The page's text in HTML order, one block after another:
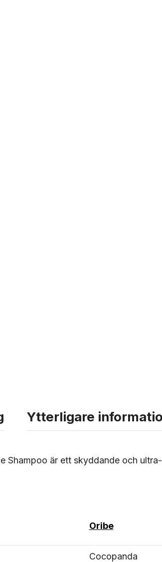
Ytterligare
Shampoo är ett skyddande och
Oribe
Cocopanda